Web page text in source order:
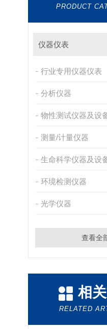
PRODUCT
仪器仪表
行业专用仪器仪表
分析仪器
物性测试仪器及设
测量/计量仪器
生命科学仪器及设
环境检测仪器
光学仪器
查看全
相
RELATED